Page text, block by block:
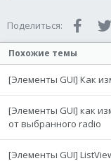
Поделиться:
Похожие темы
[Элементы GUI] Как
[Элементы GUI] как
от выбранного radio
[Элементы GUI]